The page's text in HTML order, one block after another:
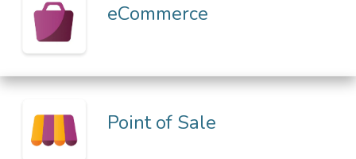
eCommerce
Point of Sale